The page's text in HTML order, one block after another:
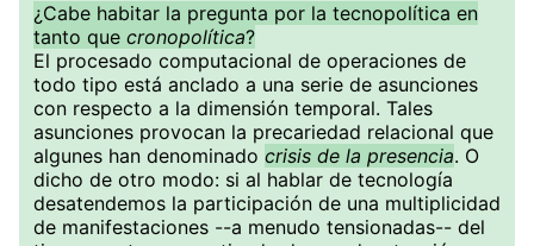
¿Cabe habitar la pregunta por la tecnopolítica en
tanto que cronopolítica?
El procesado computacional de operaciones de
todo tipo está anclado a una serie de asunciones
con respecto a la dimensión temporal. Tales
asunciones provocan la precariedad relacional que
algunes han denominado crisis de la presencia. O
dicho de otro modo: si al hablar de tecnología
desatendemos la participación de una multiplicidad
de manifestaciones --a menudo tensionadas-- del